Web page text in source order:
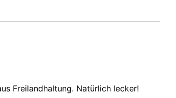
Freilandhaltung. Natürlich lecker!